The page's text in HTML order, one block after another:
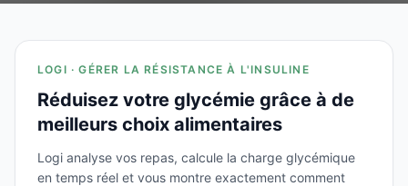
LOGI · GÉRER LA RÉSISTANCE À L'INSULINE
Réduisez votre glycémie grâce à de
meilleurs choix alimentaires
Logi analyse vos repas, calcule la charge glycémique
en temps réel et vous montre exactement comment